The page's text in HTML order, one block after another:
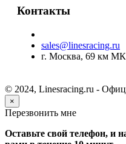
Контакты
sales@linesracing.ru
г. Москва, 69 км
© 2024, Linesracing.ru -
×
Перезвонить мне
Оставьте свой телефон, и